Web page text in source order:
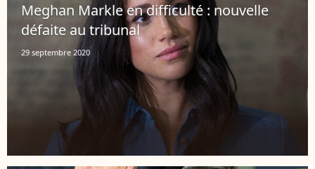
Meghan Markle en difficulté : nouvelle
défaite au tribunal
29 septembre 2020